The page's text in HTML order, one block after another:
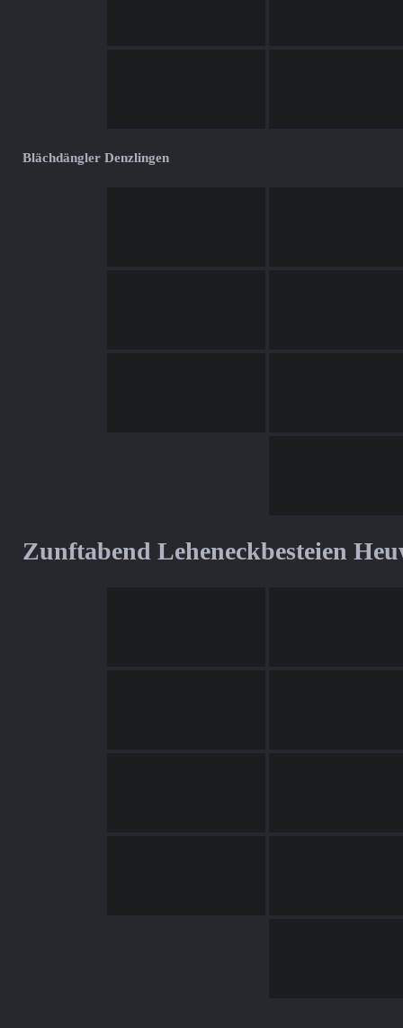
Blächdängler Denzlingen
Zunftabend Leheneckbesteien